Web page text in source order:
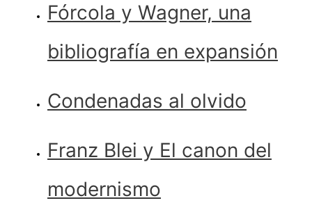
Fórcola y Wagner, una
bibliografía en expansión
Condenadas al olvido
Franz Blei y El canon del
modernismo